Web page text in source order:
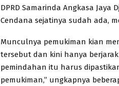
DPRD Samarinda Angkasa Jaya
Cendana sejatinya sudah ada,
Munculnya pemukiman kian
tersebut dan kini hanya
pemindahan itu harus
pemukiman,” ungkapnya